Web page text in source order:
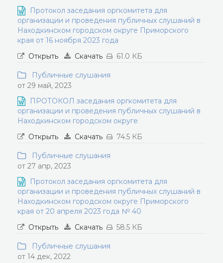
Протокол заседания оргкомитета для
организации и проведения публичных слушаний в
Находкинском городском округе Приморского
края от 16 ноября 2023 года
Открыть
Скачать 61.0 КБ
Публичные слушания
от 29 май, 2023
ПРОТОКОЛ заседания оргкомитета для
организации и проведения публичных слушаний в
Находкинском городском округе
Открыть
Скачать 74.5 КБ
Публичные слушания
от 27 апр, 2023
Протокол заседания оргкомитета для
организации и проведения публичных слушаний в
Находкинском городском округе Приморского
края от 20 апреля 2023 года № 40
Открыть
Скачать 58.5 КБ
Публичные слушания
от 14 дек, 2022